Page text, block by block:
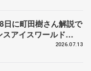
日に町田樹さん解説で
アイスワールド
REVUE ON ICE」
2026.07.13